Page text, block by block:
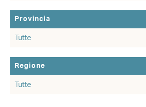
Provincia
Regione